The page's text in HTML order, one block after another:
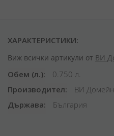
ХАРАКТЕРИСТИКИ:
Виж всички артикули от ВИ
Обем (л.)
0.750 л.
Производител
ВИ
Държава
България